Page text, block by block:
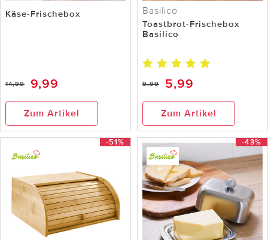
Käse-Frischebox
14,99 9,99
Zum Artikel
Basilico
Toastbrot-Frischebox
Basilico
9,99 5,99
Zum Artikel
-51% -43%